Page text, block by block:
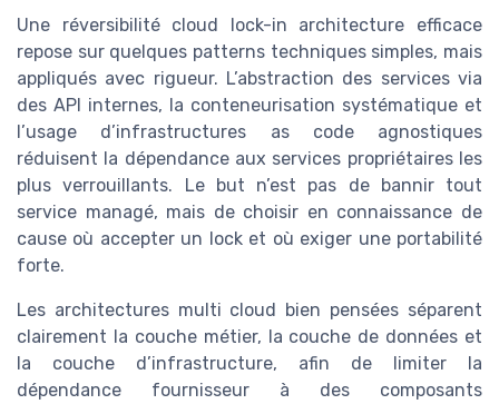
Une réversibilité cloud lock-in architecture efficace
repose sur quelques patterns techniques simples, mais
appliqués avec rigueur. L’abstraction des services via
des API internes, la conteneurisation systématique et
l’usage d’infrastructures as code agnostiques
réduisent la dépendance aux services propriétaires les
plus verrouillants. Le but n’est pas de bannir tout
service managé, mais de choisir en connaissance de
cause où accepter un lock et où exiger une portabilité
forte.
Les architectures multi cloud bien pensées séparent
clairement la couche métier, la couche de données et
la couche d’infrastructure, afin de limiter la
dépendance fournisseur à des composants